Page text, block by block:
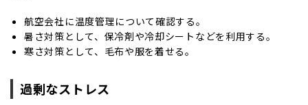
航空会社に温度管理について確認する。
暑さ対策として、保冷剤や冷却シートなどを利用する。
寒さ対策として、毛布や服を着せる。
過剰なストレス